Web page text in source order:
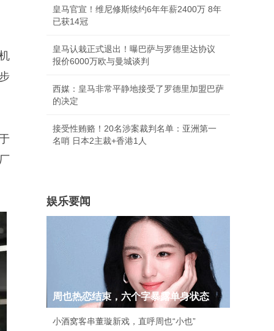
皇马官宣！维尼修斯续约6年年薪2400万 8年
已获14冠
皇马认栽正式退出！曝巴萨与罗德里达协议
报价6000万欧与曼城谈判
西媒：皇马非常平静地接受了罗德里加盟巴萨
的决定
接受性贿赂！20名涉案裁判名单：亚洲第一
名哨 日本2主裁+香港1人
娱乐要闻
周也热恋结束，六个字暴露单身状态
小酒窝客串董璇新戏，直呼周也“小也”